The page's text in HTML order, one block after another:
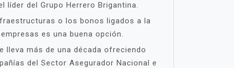
del Grupo Herrero Brigantina.
o los bonos ligados a la
es una buena opción.
lleva más de una década ofreciendo
del Sector Asegurador Nacional e